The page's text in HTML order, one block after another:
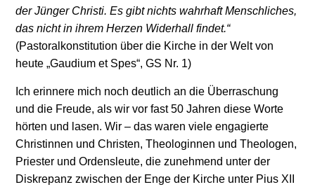
der Jünger Christi. Es gibt nichts wahrhaft Menschliches,
das nicht in ihrem Herzen Widerhall findet.“
(Pastoralkonstitution über die Kirche in der Welt von
heute „Gaudium et Spes“, GS Nr. 1)
Ich erinnere mich noch deutlich an die Überraschung
und die Freude, als wir vor fast 50 Jahren diese Worte
hörten und lasen. Wir – das waren viele engagierte
Christinnen und Christen, Theologinnen und Theologen,
Priester und Ordensleute, die zunehmend unter der
Diskrepanz zwischen der Enge der Kirche unter Pius XII